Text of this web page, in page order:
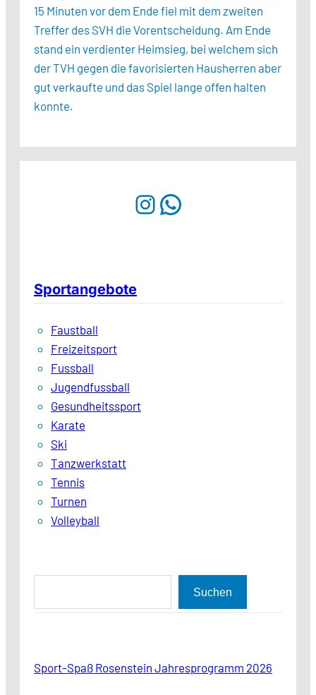
15 Minuten vor dem Ende fiel mit dem zweiten
Treffer des SVH die Vorentscheidung. Am Ende
stand ein verdienter Heimsieg, bei welchem sich
der TVH gegen die favorisierten Hausherren aber
gut verkaufte und das Spiel lange offen halten
konnte.
Instagram WhatsApp
Sportangebote
Faustball
Freizeitsport
Fussball
Jugendfussball
Gesundheitssport
Karate
Ski
Tanzwerkstatt
Tennis
Turnen
Volleyball
u
e
Suchen
Sport-Spaß Rosenstein Jahresprogramm 2026